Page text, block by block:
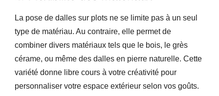
La pose de dalles sur plots ne se limite pas à un seul
type de matériau. Au contraire, elle permet de
combiner divers matériaux tels que le bois, le grès
cérame, ou même des dalles en pierre naturelle. Cette
variété donne libre cours à votre créativité pour
personnaliser votre espace extérieur selon vos goûts.